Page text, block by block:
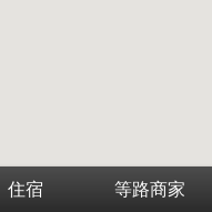
住宿 等路商家